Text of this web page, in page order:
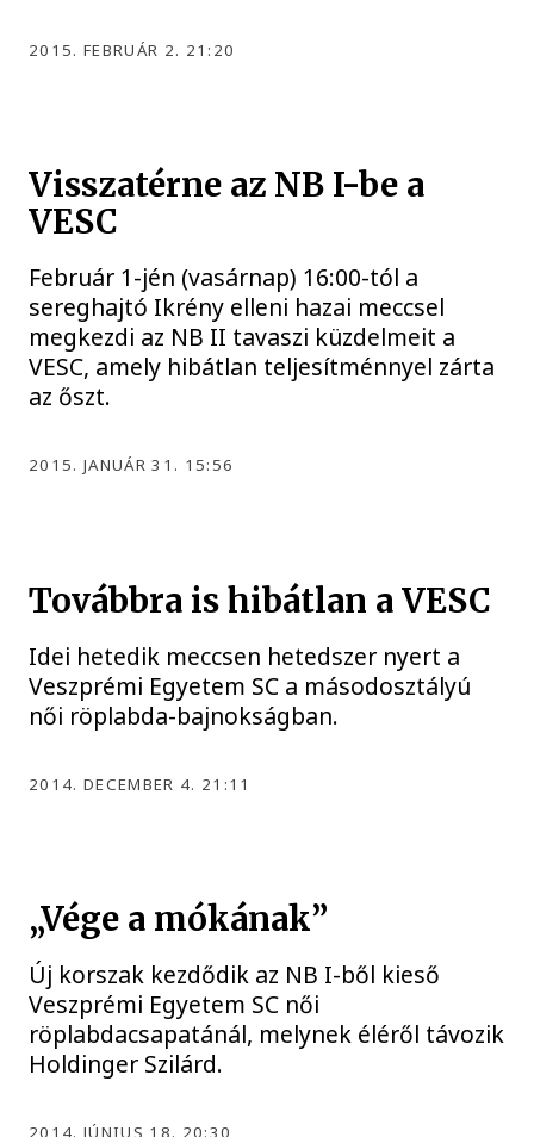
2015. FEBRUÁR 2. 21:20
Visszatérne az NB I-be a
VESC
Február 1-jén (vasárnap) 16:00-tól a
sereghajtó Ikrény elleni hazai meccsel
megkezdi az NB II tavaszi küzdelmeit a
VESC, amely hibátlan teljesítménnyel zárta
az őszt.
2015. JANUÁR 31. 15:56
Továbbra is hibátlan a VESC
Idei hetedik meccsen hetedszer nyert a
Veszprémi Egyetem SC a másodosztályú
női röplabda-bajnokságban.
2014. DECEMBER 4. 21:11
„Vége a mókának”
Új korszak kezdődik az NB I-ből kieső
Veszprémi Egyetem SC női
röplabdacsapatánál, melynek éléről távozik
Holdinger Szilárd.
2014. JÚNIUS 18. 20:30